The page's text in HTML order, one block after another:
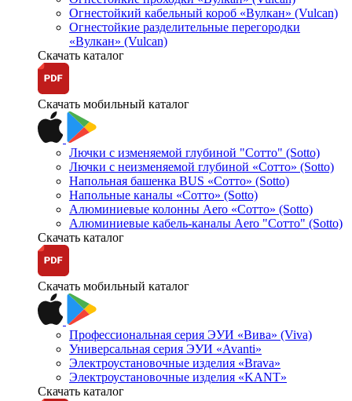
Огнестойкий кабельный короб «Вулкан» (Vulcan)
Огнестойкие разделительные перегородки
«Вулкан» (Vulcan)
Скачать каталог
Скачать мобильный каталог
Лючки с изменяемой глубиной "Сотто" (Sotto)
Лючки с неизменяемой глубиной «Сотто» (Sotto)
Напольная башенка BUS «Сотто» (Sotto)
Напольные каналы «Сотто» (Sotto)
Алюминиевые колонны Aero «Сотто» (Sotto)
Алюминиевые кабель-каналы Aero "Сотто" (Sotto)
Скачать каталог
Скачать мобильный каталог
Профессиональная серия ЭУИ «Вива» (Viva)
Универсальная серия ЭУИ «Avanti»
Электроустановочные изделия «Brava»
Электроустановочные изделия «KANT»
Скачать каталог